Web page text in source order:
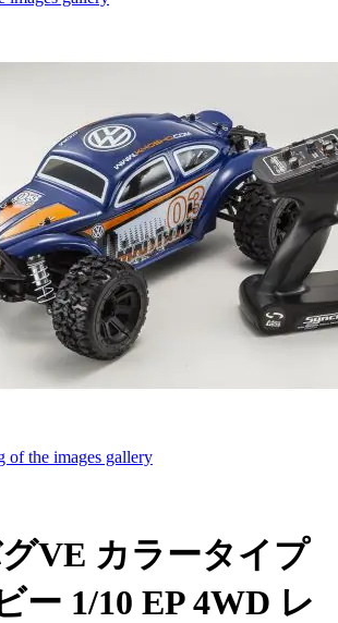
of the images gallery
VE カラータイプ
ー 1/10 EP 4WD レ